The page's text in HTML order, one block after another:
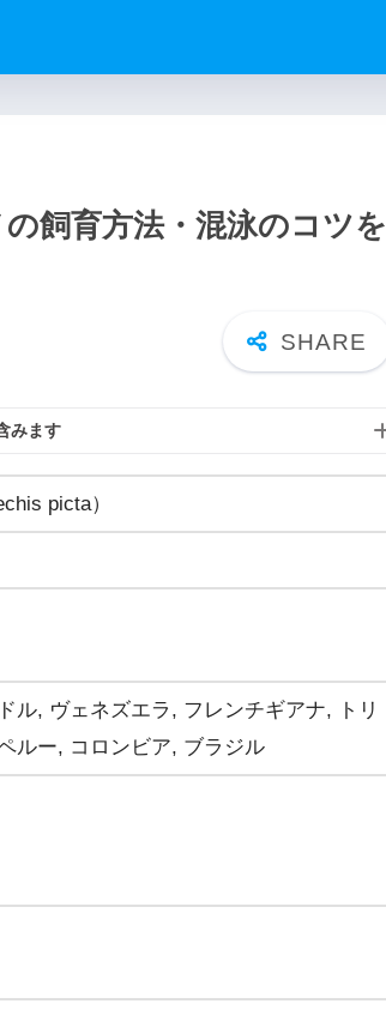
飼育方法・混泳のコツを
みます
picta）
ル, ヴェネズエラ, フレンチギアナ, トリ
ルー, コロンビア, ブラジル